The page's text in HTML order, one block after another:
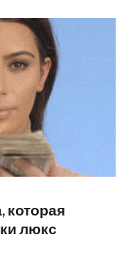
которая
люкс